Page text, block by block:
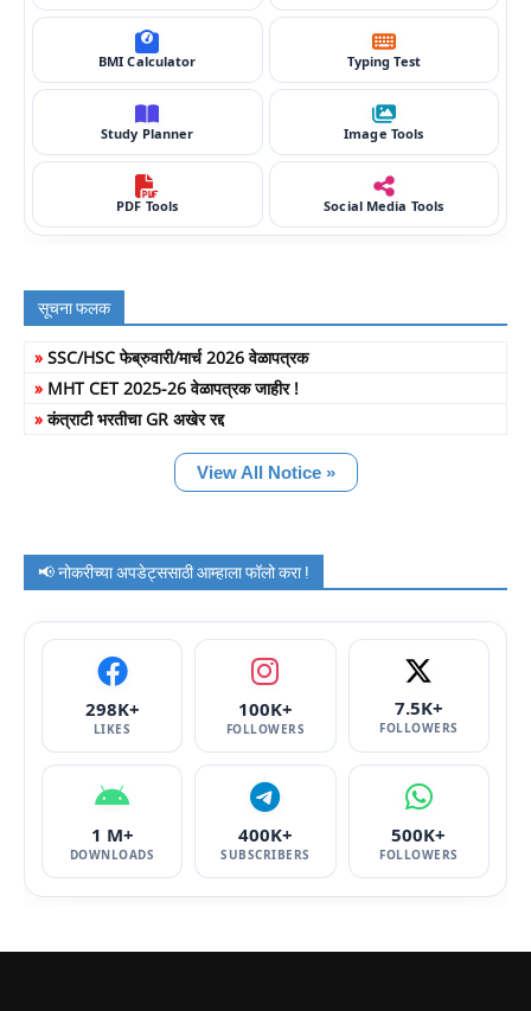
BMI Calculator Typing Test
Study Planner Image Tools
PDF Tools Social Media Tools
सूचना फलक
» SSC/HSC फेब्रुवारी/मार्च 2026 वेळापत्रक
» MHT CET 2025-26 वेळापत्रक जाहीर !
»कंत्राटी भरतीचा GR अखेर रद्द
View All Notice »
📢 नोकरीच्या अपडेट्ससाठी आम्हाला फॉलो करा !
298K+
LIKES
100K+
FOLLOWERS
7.5K+
FOLLOWERS
1 M+
DOWNLOADS
400K+
SUBSCRIBERS
500K+
FOLLOWERS